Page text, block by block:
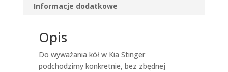
Informacje dodatkowe
Opis
Do wyważania kół w Kia Stinger
podchodzimy konkretnie, bez zbędnej